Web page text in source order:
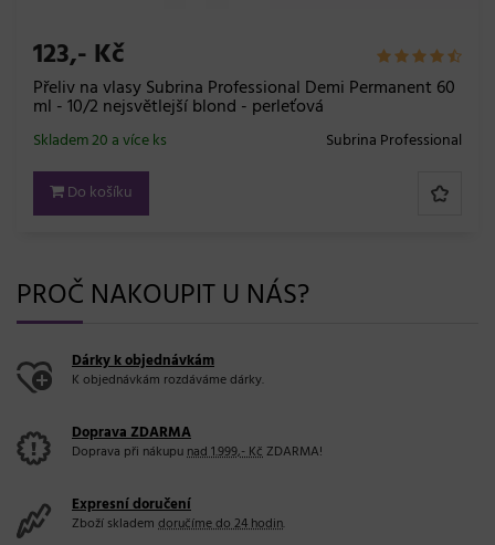
123,- Kč
Přeliv na vlasy Subrina Professional Demi
ml - 10/1 nejsvětlejší blond - popelavá
Subrina
Skladem 20 a více ks
PROČ NAKOUPIT U NÁS?
Dárky k objednávkám
K objednávkám rozdáváme dárky.
Doprava ZDARMA
Doprava při nákupunad 1.999,- KčZDARMA!
Expresní doručení
Zboží skladem doručíme do 24 hodin.